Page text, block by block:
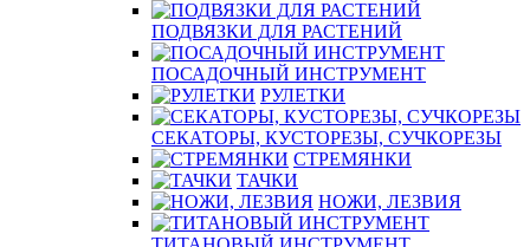
ПОДВЯЗКИ ДЛЯ РАСТЕНИЙ
ПОСАДОЧНЫЙ ИНСТРУМЕНТ
РУЛЕТКИ
СЕКАТОРЫ, КУСТОРЕЗЫ, СУЧКОРЕЗЫ
СТРЕМЯНКИ
ТАЧКИ
НОЖИ, ЛЕЗВИЯ